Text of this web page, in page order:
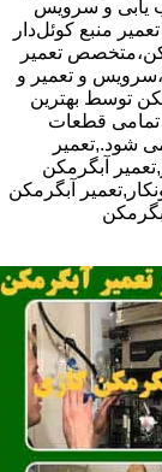
یابی و سرویس
منبع کوئل‌دار
تعمیر
و تعمیر و
توسط بهترین
تمامی قطعات
شود.,تعمیر
آبگرمکن
آبگرمکن